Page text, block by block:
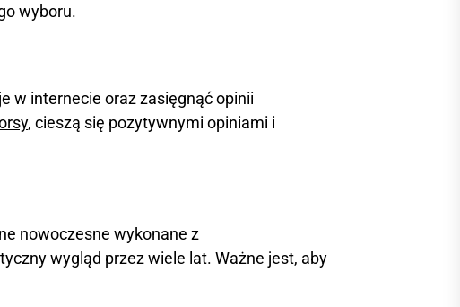
wyboru.
w internecie oraz zasięgnąć opinii
, cieszą się pozytywnymi opiniami i
nowoczesne wykonane z
wygląd przez wiele lat. Ważne jest, aby